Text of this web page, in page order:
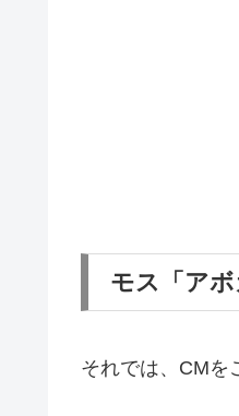
モス「ア
それでは、CMを